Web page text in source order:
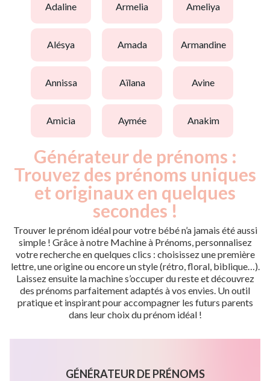
adaline armelia ameliya
alésya amada armandine
annissa aïlana avine
amicia aymée anakim
Générateur de prénoms :
Trouvez des prénoms uniques
et originaux en quelques
secondes !
Trouver le prénom idéal pour votre bébé n’a jamais été aussi
simple ! Grâce à notre Machine à Prénoms, personnalisez
votre recherche en quelques clics : choisissez une première
lettre, une origine ou encore un style (rétro, floral, biblique…).
Laissez ensuite la machine s’occuper du reste et découvrez
des prénoms parfaitement adaptés à vos envies. Un outil
pratique et inspirant pour accompagner les futurs parents
dans leur choix du prénom idéal !
GÉNÉRATEUR DE PRÉNOMS